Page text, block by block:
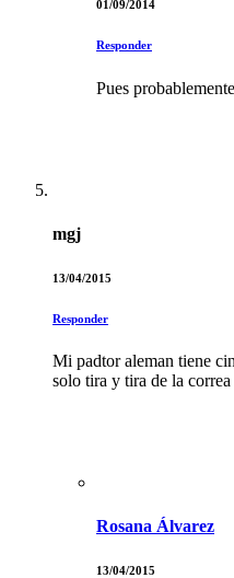
01/09/2014
Responder
Pues
mgj
13/04/2015
Responder
Mi padtor aleman tiene
solo tira y tira de la
Rosana Álvarez
13/04/2015